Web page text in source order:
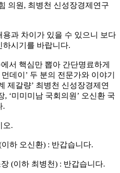
의원, 최병천 신성장경제연구
과 차이가 있을 수 있으니 보다
하시기를 바랍니다.
서 핵심만 뽑아 간단명료하게
데이’ 두 분의 전문가와 이야기
제갈량’ 최병천 신성장경제연
‘미미미남 국회의원’ 오신환 국
.
오.
하 오신환) : 반갑습니다.
(이하 최병천) : 반갑습니다.